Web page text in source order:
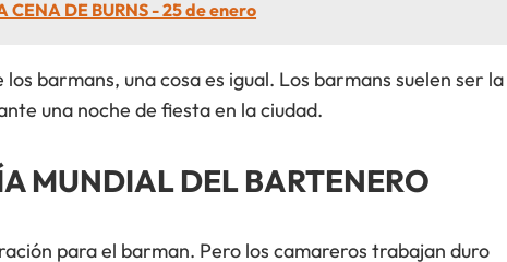
CENA DE BURNS - 25 de enero
barmans, una cosa es igual. Los barmans suelen ser la
una noche de fiesta en la ciudad.
MUNDIAL DEL BARTENERO
para el barman. Pero los camareros trabajan duro